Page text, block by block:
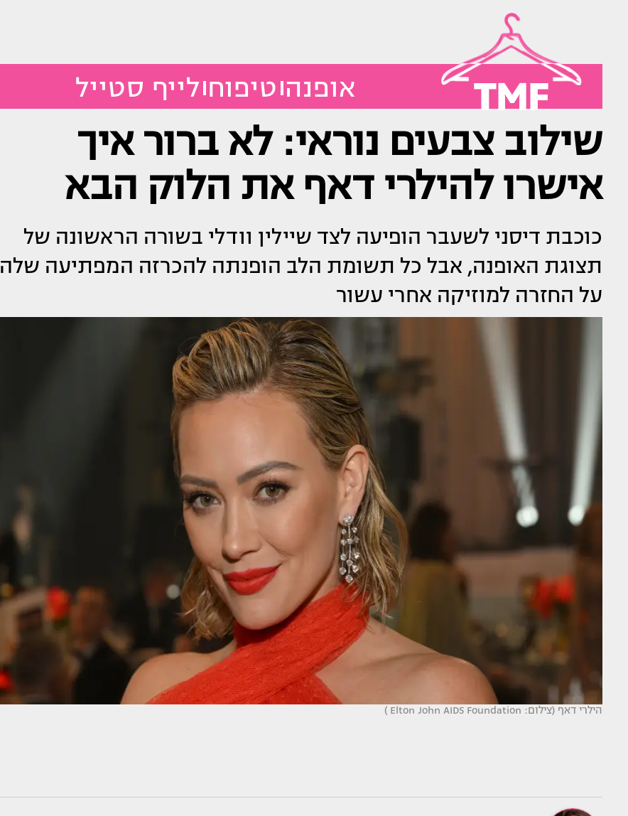
TMF אופנה טיפוח לייף סטייל
שילוב צבעים נוראי: לא ברור איך
אישרו להילרי דאף את הלוק הבא
כוכבת דיסני לשעבר הופיעה לצד שיילין וודלי בשורה הראשונה של
תצוגת האופנה, אבל כל תשומת הלב הופנתה להכרזה המפתיעה שלה
על החזרה למוזיקה אחרי עשור
הילרי דאף (צילום: Elton John AIDS Foundation )